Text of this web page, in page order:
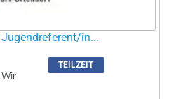
in...
TEILZEIT